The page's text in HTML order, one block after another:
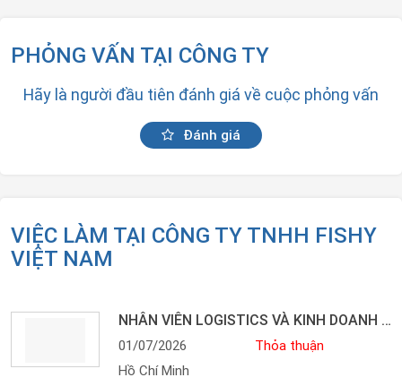
PHỎNG VẤN TẠI CÔNG TY
Hãy là người đầu tiên đánh giá về cuộc phỏng vấn
Đánh giá
VIỆC LÀM TẠI CÔNG TY TNHH FISHY
VIỆT NAM
NHÂN VIÊN LOGISTICS VÀ KINH DOANH SIÊU THỊ LƯƠNG HẤP DẪN
01/07/2026
Thỏa thuận
Hồ Chí Minh